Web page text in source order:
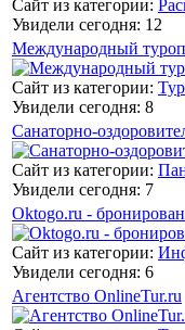
Сайт из категории:
Увидели сегодня: 12
Международный
Сайт из категории:
Увидели сегодня: 8
Санаторно-
Сайт из категории:
Увидели сегодня: 7
Oktogo.ru -
Сайт из категории:
Увидели сегодня: 6
Агентство OnlineTur.ru